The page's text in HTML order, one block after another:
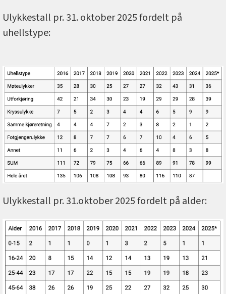
Ulykkestall pr. 31. oktober 2025 fordelt på
uhellstype:
Ulykkestall pr. 31.oktober 2025 fordelt på alder: